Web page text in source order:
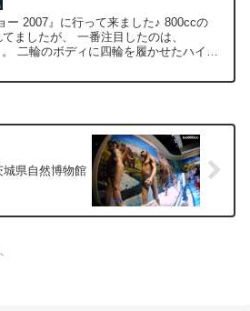
ー 2007』に行って来ました♪ 800ccの
ましたが、 一番注目したのは、
二輪のボディに四輪を履かせたハイブ
城県自然博物館